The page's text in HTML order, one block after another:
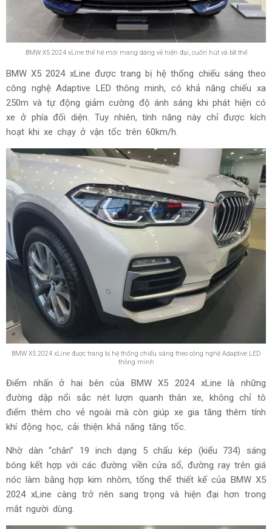
BMW X5 2024 xLine thế hệ mới mang dáng vẻ hiện đại, cuốn hút và bề thế
BMW X5 2024 xLine được trang bị hệ thống chiếu sáng theo
công nghệ Adaptive LED thông minh, có khả năng chiếu xa
250m và tự động giảm cường độ ánh sáng khi phát hiện có
xe ở phía đối diện. Tuy nhiên, tính năng này chỉ được kích
hoạt khi xe chạy ở vận tốc trên 60km/h.
BMW X5 2024 xLine được trang bị hệ thống chiếu sáng theo công nghệ Adaptive LED
thông minh
Điểm nhấn ở hai bên của BMW X5 2024 xLine là những
đường dập nổi sắc nét lượn quanh thân xe, không chỉ tô
điểm thêm cho vẻ ngoài mà còn giúp xe gia tăng thêm tính
khí động học, cải thiện khả năng tăng tốc.
Nhờ dàn “chân” 19 inch dạng 5 chấu kép (kiểu 734) sáng
bóng kết hợp với các đường viền cửa sổ, đường ray trên giá
nóc làm bằng hợp kim nhôm, tổng thể thiết kế của BMW X5
2024 xLine càng trở nên sang trọng và hiện đại hơn trong
mắt người dùng.